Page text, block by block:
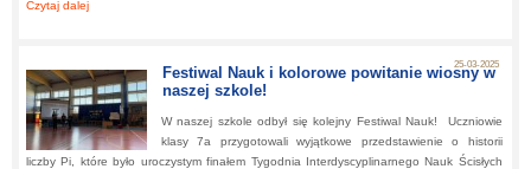
Czytaj dalej
25-03-2025
Festiwal Nauk i kolorowe powitanie wiosny w
naszej szkole!
W naszej szkole odbył się kolejny Festiwal Nauk! Uczniowie
klasy 7a przygotowali wyjątkowe przedstawienie o historii
liczby Pi, które było uroczystym finałem Tygodnia Interdyscyplinarnego Nauk Ścisłych